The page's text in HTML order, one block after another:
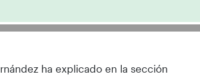
ha explicado en la sección